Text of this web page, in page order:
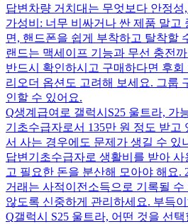
답변 차량 거치대는 무엇보다 안정
가성비: 너무 비싸거나 싼 제품 말고
면, 핸드폰을 쉽게 부착하고 탈착할
랜드는 맥세이프 기능과 무선 충전
반드시 확인하시고 구매하다면 후
리오더 옵션도 고려해 보세요. 그룹
인할 수 있어요.
Q생계급여로 갤럭시S25 울트라, 가
기초수급자로서 135만 원 정도 받
서 사는 경우에도 문제가 생길 수 있
답변 기초수급자로 생활비를 받아
고 필요한 돈을 분산해 모아야 해요
거래는 사적이전소득으로 기록될
않도록 신중하게 관리하세요. 부득
Q갤럭시 S25 울트라, 어떤 것을 선택